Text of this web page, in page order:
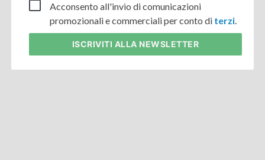
Acconsento all'invio di comunicazioni
promozionali e commerciali per conto di terzi.
ISCRIVITI ALLA NEWSLETTER